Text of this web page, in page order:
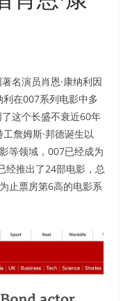
名演员肖恩·康纳利因
在007系列电影中多
这个长盛不衰近60年
詹姆斯·邦德诞生以
等领域，007已经成为
经推出了24部电影，总
止票房第6高的电影系